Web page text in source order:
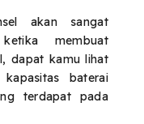
akan sangat
membuat
dapat kamu lihat
baterai
terdapat pada